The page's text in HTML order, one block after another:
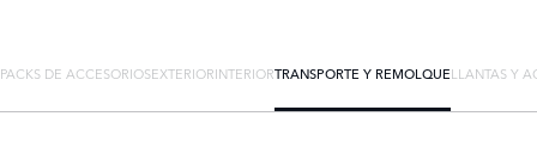
PACKS DE ACCESORIOSEXTERIORINTERIORTRANSPORTE Y REMOLQUELLANTAS Y